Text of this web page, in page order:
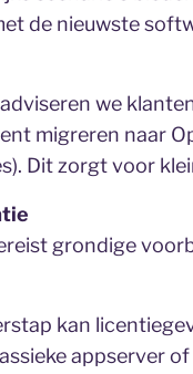
de nieuwste
we
migreren naar
Dit zorgt voor
grondige
kan
appserver